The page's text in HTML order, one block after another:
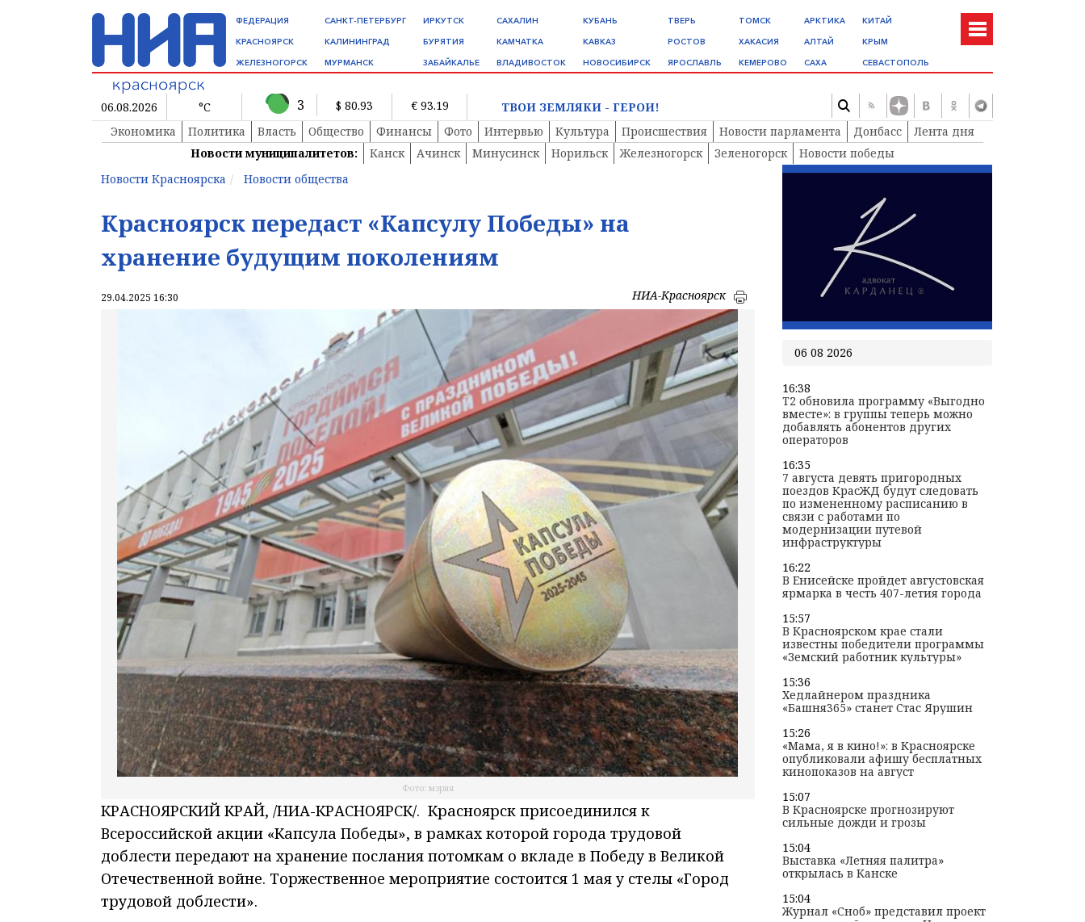
ФЕДЕРАЦИЯ
КРАСНОЯРСК
ЖЕЛЕЗНОГОРСК
САНКТ-ПЕТЕРБУРГ
КАЛИНИНГРАД
МУРМАНСК
ИРКУТСК
БУРЯТИЯ
ЗАБАЙКАЛЬЕ
САХАЛИН
КАМЧАТКА
ВЛАДИВОСТОК
КУБАНЬ
КАВКАЗ
НОВОСИБИРСК
ТВЕРЬ
РОСТОВ
ЯРОСЛАВЛЬ
ТОМСК
ХАКАСИЯ
КЕМЕРОВО
АРКТИКА
АЛТАЙ
САХА
КИТАЙ
КРЫМ
СЕВАСТОПОЛЬ
06.08.2026 °C 3 $ 80.93 € 93.19
ТВОИ ЗЕМЛЯКИ - ГЕРОИ!
Экономика
Политика Власть Общество Финансы Фото Интервью Культура Происшествия Новости парламента Донбасс
Лента дня
Новости муниципалитетов:
Канск Ачинск Минусинск Норильск Железногорск Зеленогорск
Новости победы
Новости Красноярска
Новости общества
Красноярск передаст «Капсулу Победы» на
хранение будущим поколениям
29.04.2025 16:30 НИА-Красноярск
Фото: мэрия
КРАСНОЯРСКИЙ КРАЙ, /НИА-КРАСНОЯРСК/. Красноярск присоединился к
Всероссийской акции «Капсула Победы», в рамках которой города трудовой
доблести передают на хранение послания потомкам о вкладе в Победу в Великой
Отечественной войне. Торжественное мероприятие состоится 1 мая у стелы «Город
трудовой доблести».
06 08 2026
16:38
T2 обновила программу «Выгодно
вместе»: в группы теперь можно
добавлять абонентов других
операторов
16:35
7 августа девять пригородных
поездов КрасЖД будут следовать
по измененному расписанию в
связи с работами по
модернизации путевой
инфраструктуры
16:22
В Енисейске пройдет августовская
ярмарка в честь 407-летия города
15:57
В Красноярском крае стали
известны победители программы
«Земский работник культуры»
15:36
Хедлайнером праздника
«Башня365» станет Стас Ярушин
15:26
«Мама, я в кино!»: в Красноярске
опубликовали афишу бесплатных
кинопоказов на август
15:07
В Красноярске прогнозируют
сильные дожди и грозы
15:04
Выставка «Летняя палитра»
открылась в Канске
15:04
Журнал «Сноб» представил проект